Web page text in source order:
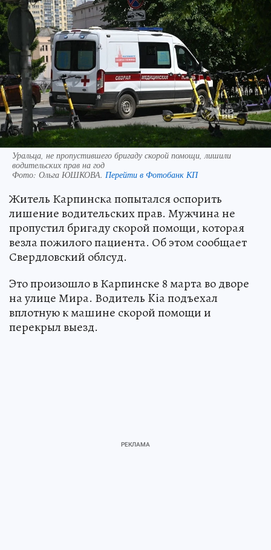
Уральца, не пропустившего бригаду скорой помощи, лишили
водительских прав на год
Фото: Ольга ЮШКОВА. Перейти в Фотобанк КП
Житель Карпинска попытался оспорить
лишение водительских прав. Мужчина не
пропустил бригаду скорой помощи, которая
везла пожилого пациента. Об этом сообщает
Свердловский облсуд.
Это произошло в Карпинске 8 марта во дворе
на улице Мира. Водитель Kia подъехал
вплотную к машине скорой помощи и
перекрыл выезд.